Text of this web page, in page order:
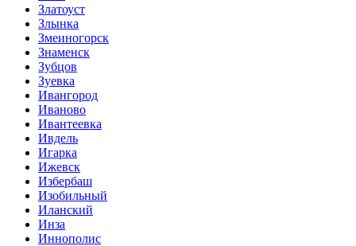
Златоуст
Злынка
Змеиногорск
Знаменск
Зубцов
Зуевка
Ивангород
Иваново
Ивантеевка
Ивдель
Игарка
Ижевск
Избербаш
Изобильный
Иланский
Инза
Иннополис